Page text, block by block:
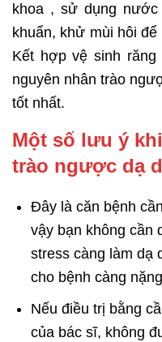
khoa , sử dụng
khuẩn, khử mùi hôi
Kết hợp vệ sinh
nguyên nhân trào
tốt nhất.
Một số lưu ý
trào ngược dạ
Đây là căn bệnh
vậy bạn không cần
stress càng làm dạ
cho bệnh càng
Nếu điều trị bằng
của bác sĩ, không